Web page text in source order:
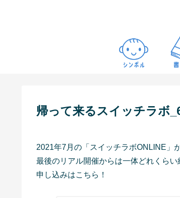
帰って来るスイッチラボ
2021年7月の「スイッチラボONLINE」
最後のリアル開催からは一体どれくら
申し込みはこちら！